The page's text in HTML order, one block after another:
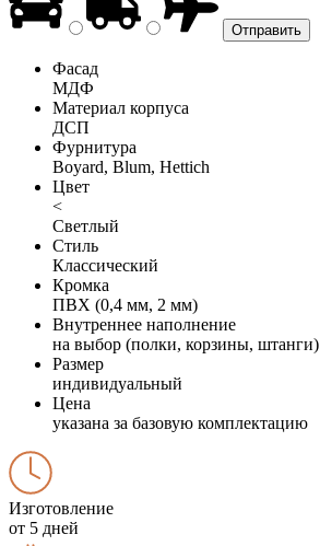
Фасад
МДФ
Материал корпуса
ДСП
Фурнитура
Boyard, Blum, Hettich
Цвет
<
Светлый
Стиль
Классический
Кромка
ПВХ (0,4 мм, 2 мм)
Внутреннее наполнение
на выбор (полки, корзины, штанги)
Размер
индивидуальный
Цена
указана за базовую комплектацию
Изготовление
от 5 дней